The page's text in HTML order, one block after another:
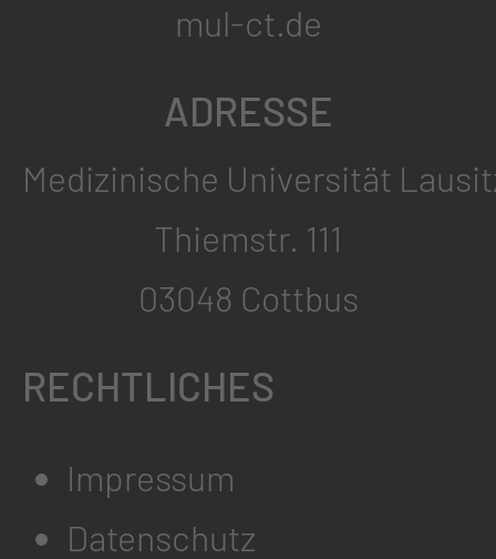
mul-ct.de
ADRESSE
Medizinische Universität
Thiemstr. 111
03048 Cottbus
RECHTLICHES
Impressum
Datenschutz